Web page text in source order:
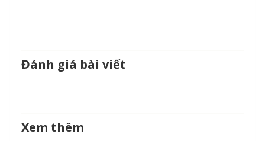
Đánh giá bài viết
Xem thêm